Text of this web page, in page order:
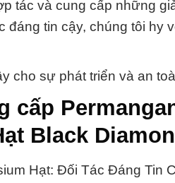
tác và cung cấp những
tin cậy, chúng tôi hy
cho sự phát triển và an
cấp
Black
Hạt: Đối Tác Đáng Tin